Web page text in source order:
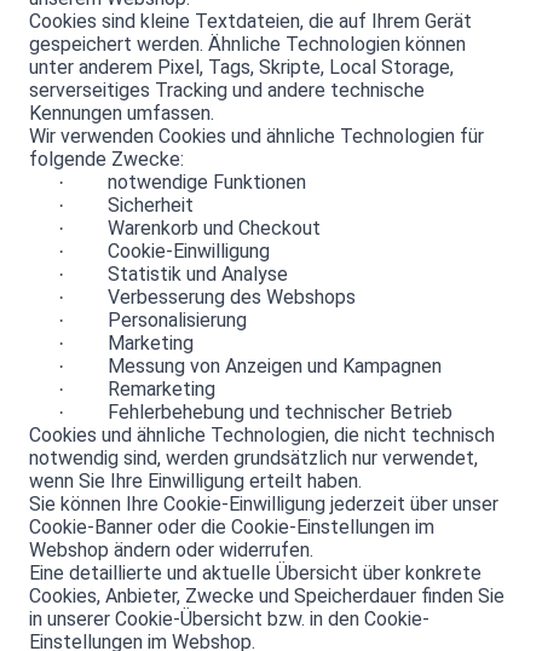
Cookies sind kleine Textdateien, die auf Ihrem Gerät
gespeichert werden. Ähnliche Technologien können
unter anderem Pixel, Tags, Skripte, Local Storage,
serverseitiges Tracking und andere technische
Kennungen umfassen.
Wir verwenden Cookies und ähnliche Technologien für
folgende Zwecke:
· notwendige Funktionen
· Sicherheit
· Warenkorb und Checkout
· Cookie-Einwilligung
· Statistik und Analyse
· Verbesserung des Webshops
· Personalisierung
· Marketing
· Messung von Anzeigen und Kampagnen
· Remarketing
·
Fehlerbehebung und technischer Betrieb
Cookies und ähnliche Technologien, die nicht technisch
notwendig sind, werden grundsätzlich nur verwendet,
wenn Sie Ihre Einwilligung erteilt haben.
Sie können Ihre Cookie-Einwilligung jederzeit über unser
Cookie-Banner oder die Cookie-Einstellungen im
Webshop ändern oder widerrufen.
Eine detaillierte und aktuelle Übersicht über konkrete
Cookies, Anbieter, Zwecke und Speicherdauer finden Sie
in unserer Cookie-Übersicht bzw. in den Cookie-
Einstellungen im Webshop.